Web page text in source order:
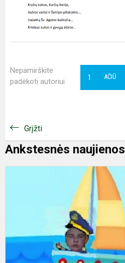
Nepamirškite
padėkoti autoriui
AČIŪ
1
Grįžti
Ankstesnės naujienos